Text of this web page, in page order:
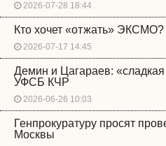
2026-07-28 18:44
Кто хочет «отжать» ЭКСМО?
2026-07-17 14:45
Демин и Цагараев:
УФСБ КЧР
2026-06-26 10:03
Генпрокуратуру просят
Москвы